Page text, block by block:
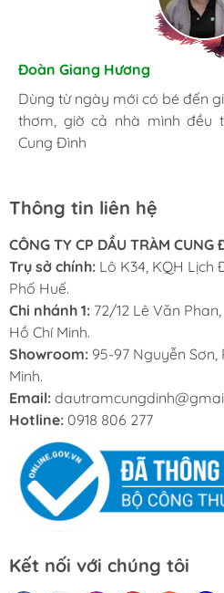
Hương Suri
Đã mua nhiều lần, giờ trong
chai Dầu tràm Cung Đình, bị
được.
Đoàn Giang Hương
Dùng từ ngày mới có bé đến
thơm, giờ cả nhà mình đều
Cung Đình
Nhã An
Là một người khá kỹ tính, tôi
sản phẩm tốt nhất. Và đây là
Thông tin liên hệ
CÔNG TY CP DẦU TRÀM CUNG
Trụ sở chính: Lô K34, KQH Lịch
Phố Huế.
Chi nhánh 1: 72/12 Lê Văn
Hồ Chí Minh.
Showroom: 95-97 Nguyễn Sơn,
Minh.
Email:
Hotline: 0918 806 277
Kết nối với chúng tôi